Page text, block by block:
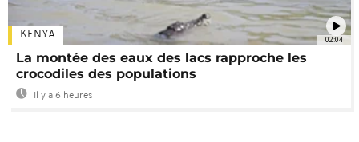
02:04
KENYA
La montée des eaux des lacs rapproche les
crocodiles des populations
Il y a 6 heures